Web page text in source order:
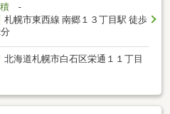
-
札幌市東西線 南郷１３丁目駅 徒歩
北海道札幌市白石区栄通１１丁目